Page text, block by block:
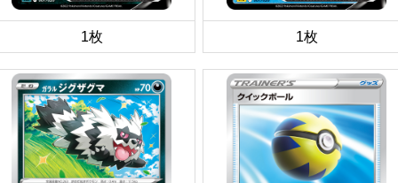
1枚 1枚